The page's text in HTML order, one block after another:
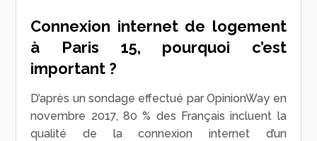
Connexion internet de logement
à Paris 15, pourquoi c’est
important ?
D’après un sondage effectué par OpinionWay en
novembre 2017, 80 % des Français incluent la
qualité de la connexion internet d’un